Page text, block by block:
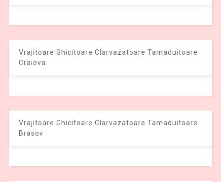
Vrajitoare Ghicitoare Clarvazatoare Tamaduitoare
Craiova
Vrajitoare Ghicitoare Clarvazatoare Tamaduitoare
Brasov